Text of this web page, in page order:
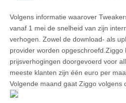
Volgens informatie waarover
vanaf 1 mei de snelheid van zijn
verhogen. Zowel de download- als
provider worden opgeschroefd.Ziggo
prijsverhogingen doorgevoerd voor
meeste klanten zijn één euro per
Volgende maand gaat Ziggo volgens